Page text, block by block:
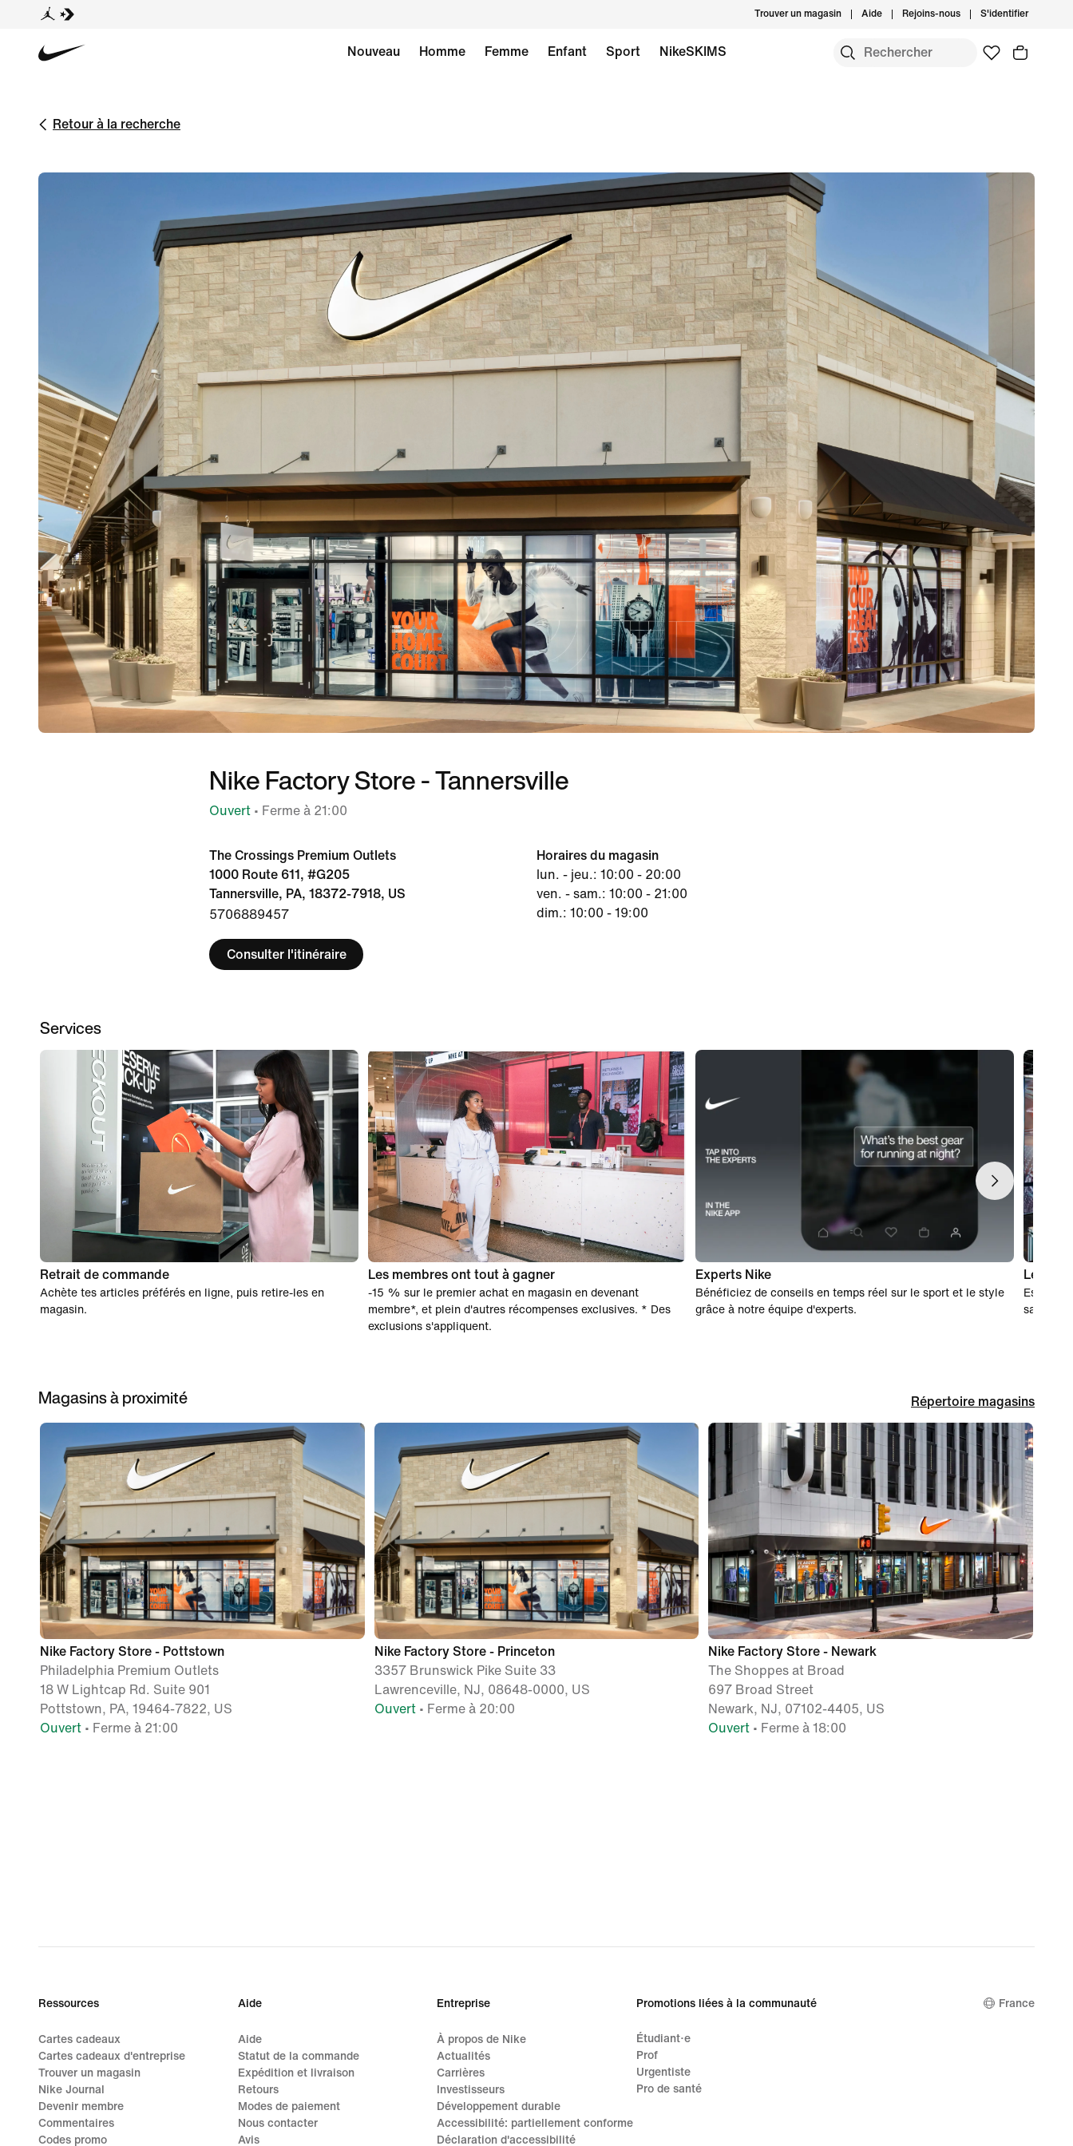
Trouver un magasin Aide Rejoins-nous S'identifier
Nouveau Homme Femme Enfant Sport NikeSKIMS
Retour à la recherche
Nike Factory Store - Tannersville
Ouvert • Ferme à 21:00
The Crossings Premium Outlets
1000 Route 611, #G205
Tannersville, PA, 18372-7918, US
5706889457
Consulter l'itinéraire
Horaires du magasin
lun. - jeu.: 10:00 - 20:00
ven. - sam.: 10:00 - 21:00
dim.: 10:00 - 19:00
Services
Retrait de commande
Achète tes articles préférés en ligne, puis retire-les en
magasin.
Les membres ont tout à gagner
-15 % sur le premier achat en magasin en devenant
membre*, et plein d'autres récompenses exclusives. * Des
exclusions s'appliquent.
Experts Nike
Bénéficiez de conseils en temps réel sur le sport et le style
grâce à notre équipe d'experts.
Le
Essayez
sans
Magasins à proximité Répertoire magasins
Nike Factory Store - Pottstown
Philadelphia Premium Outlets
18 W Lightcap Rd. Suite 901
Pottstown, PA, 19464-7822, US
Ouvert • Ferme à 21:00
Nike Factory Store - Princeton
3357 Brunswick Pike Suite 33
Lawrenceville, NJ, 08648-0000, US
Ouvert• Ferme à 20:00
Nike Factory Store - Newark
The Shoppes at Broad
697 Broad Street
Newark, NJ, 07102-4405, US
Ouvert • Ferme à 18:00
Ressources
Cartes cadeaux
Cartes cadeaux d'entreprise
Trouver un magasin
Nike Journal
Devenir membre
Commentaires
Codes promo
Aide
Aide
Statut de la commande
Expédition et livraison
Retours
Modes de paiement
Nous contacter
Avis
Entreprise
À propos de Nike
Actualités
Carrières
Investisseurs
Développement durable
Accessibilité: partiellement conforme
Déclaration d'accessibilité
Promotions liées à la communauté
Étudiant·e
Prof
Urgentiste
Pro de santé
France